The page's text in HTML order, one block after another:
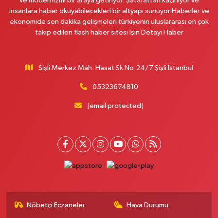
Naciye Eczanesi
Esentepe Mahallesi 2388. Sokak 8 A 38 NOLU ASM YANI - ESENTEPE
MERKEZ CAMİNİN ORDAKİ GÜVEN KASABIN KARŞI SOKAĞINDA
Mehmet Nesih Özmen Mahallesi Zeki Sokak No:28 A MEVLANA FIRININ
Burak Eczanesi
Cevizlik Mahallesi Kırmızı Şebboy Sokak 15 A UZMANLAR TIP MERKEZİ
Nida Eczanesi
insanlara haber okuyabilecekleri bir altyapı sunuyor.Haberler ve
ekonomide son dakika gelişmeleri türkiyenin uluslararası en çok
takip edilen flash haber sitesi İşin Detayı Haber
Şişli Merkez Mah. Hasat Sk No:24/7 Şişli İstanbul
05323674810
[email protected]
Nöbetçi Eczaneler Hava Durumu